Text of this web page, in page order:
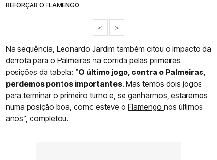
REFORÇAR O FLAMENGO
< >
Na sequência, Leonardo Jardim também citou o impacto da
derrota para o Palmeiras na corrida pelas primeiras
posições da tabela: “O último jogo, contra o Palmeiras,
perdemos pontos importantes. Mas temos dois jogos
para terminar o primeiro turno e, se ganharmos, estaremos
numa posição boa, como esteve o Flamengo nos últimos
anos”, completou.